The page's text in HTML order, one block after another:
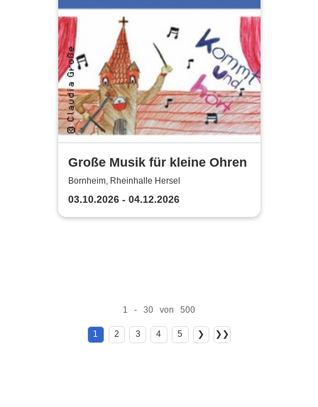
Große Musik für kleine Ohren
Bornheim, Rheinhalle Hersel
03.10.2026 - 04.12.2026
1 - 30 von 500
1 2 3 4 5 ❯ ❯❯